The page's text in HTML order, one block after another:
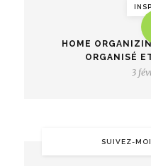
HOME
ORGANISÉ
3
SUIVEZ-MOI